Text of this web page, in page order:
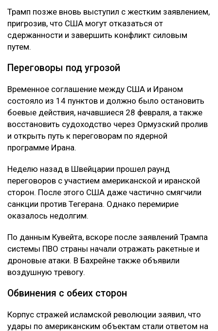
Трамп позже вновь выступил с жестким заявлением,
пригрозив, что США могут отказаться от
сдержанности и завершить конфликт силовым
путем.
Переговоры под угрозой
Временное соглашение между США и Ираном
состояло из 14 пунктов и должно было остановить
боевые действия, начавшиеся 28 февраля, а также
восстановить судоходство через Ормузский пролив
и открыть путь к переговорам по ядерной
программе Ирана.
Неделю назад в Швейцарии прошел раунд
переговоров с участием американской и иранской
сторон. После этого США даже частично смягчили
санкции против Тегерана. Однако перемирие
оказалось недолгим.
По данным Кувейта, вскоре после заявлений Трампа
системы ПВО страны начали отражать ракетные и
дроновые атаки. В Бахрейне также объявили
воздушную тревогу.
Обвинения с обеих сторон
Корпус стражей исламской революции заявил, что
удары по американским объектам стали ответом на